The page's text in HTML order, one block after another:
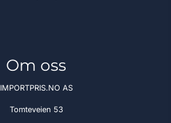
Om oss
IMPORTPRIS.NO AS
Tomteveien 53